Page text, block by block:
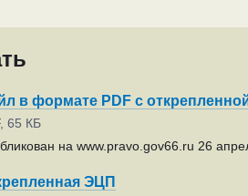
в формате PDF с
65 КБ
на www.pravo.gov66.ru 26
ЭЦП